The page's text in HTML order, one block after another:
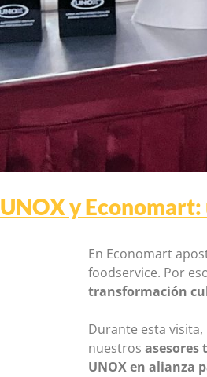
UNOX y
En Economart
foodservice. Por
transformación
Durante esta
nuestros asesores
UNOX en alianza